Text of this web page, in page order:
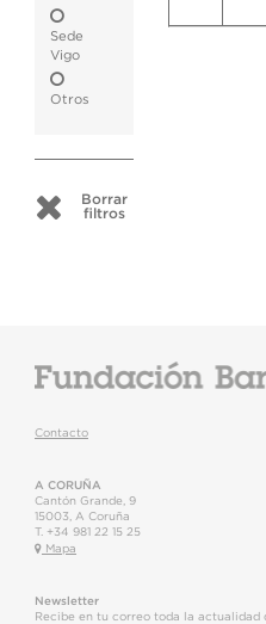
Sede
Vigo
Otros
Borrar
filtros
Contacto
A CORUÑA
Cantón Grande, 9
15003
A Coruña
T. +34 981 22 15 25
Mapa
Newsletter
Recibe en tu correo toda la actualidad